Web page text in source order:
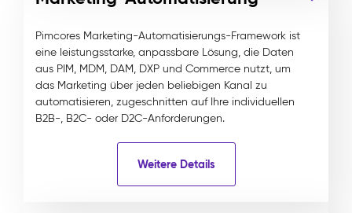
Pimcores Marketing-Automatisierungs-Framework ist
eine leistungsstarke, anpassbare Lösung, die Daten
aus PIM, MDM, DAM, DXP und Commerce nutzt, um
das Marketing über jeden beliebigen Kanal zu
automatisieren, zugeschnitten auf Ihre individuellen
B2B-, B2C- oder D2C-Anforderungen.
Weitere Details